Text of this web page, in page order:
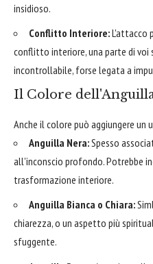
insidioso.
Conflitto Interiore:L'attacco
conflitto interiore, una parte di voi
incontrollabile, forse legata a
Il Colore
Anche il colore può aggiungere
Anguilla Nera:Spesso
all'inconscio profondo. Potrebbe
trasformazione interiore.
Anguilla Bianca o Chiara:
chiarezza, o un aspetto più
sfuggente.